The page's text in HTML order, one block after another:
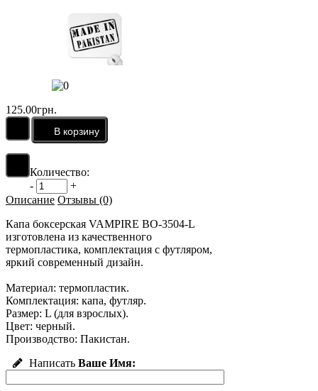
125.00грн.
Количество:
-
+
Описание Отзывы (0)
Капа боксерская VAMPIRE BO-3504-L
изготовлена из качественного
термопластика, комплектация с футляром,
яркий современный дизайн.
Материал: термопластик.
Комплектация: капа, футляр.
Размер: L (для взрослых).
Цвет: черный.
Производство: Пакистан.
Написать Ваше Имя: